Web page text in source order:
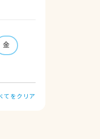
金
てをクリア